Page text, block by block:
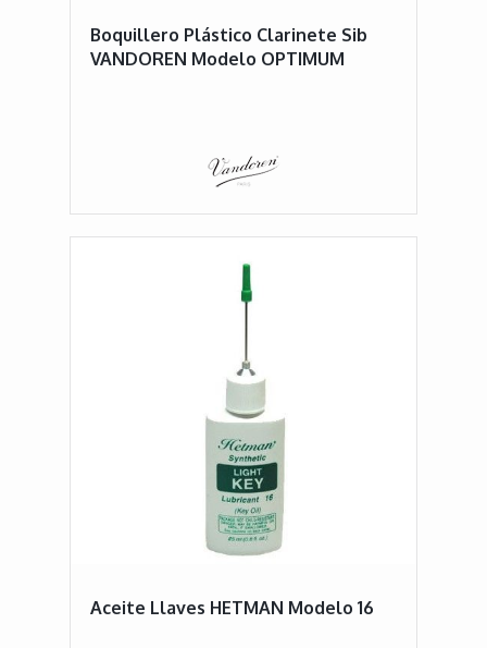
Boquillero Plástico Clarinete Sib
VANDOREN Modelo OPTIMUM
Aceite Llaves HETMAN Modelo 16